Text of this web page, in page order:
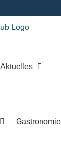
Aktuelles
Gastronomie